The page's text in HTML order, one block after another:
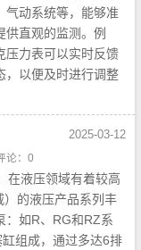
气动系统等，能够准
直观的监测。例
压力表可以实时反馈
，以便及时进行调整
2025-03-12
论：0
在液压领域有着较高
）的液压产品系列丰
：如R、RG和RZ系
组成，通过多达6排